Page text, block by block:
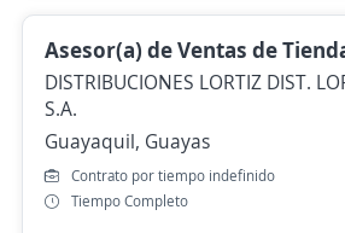
Asesor(a) de Ventas de
DISTRIBUCIONES LORTIZ DIST.
S.A.
Guayaquil, Guayas
Contrato por tiempo indefinido
Tiempo Completo